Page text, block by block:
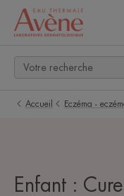
Accueil Eczéma -
Enfant :